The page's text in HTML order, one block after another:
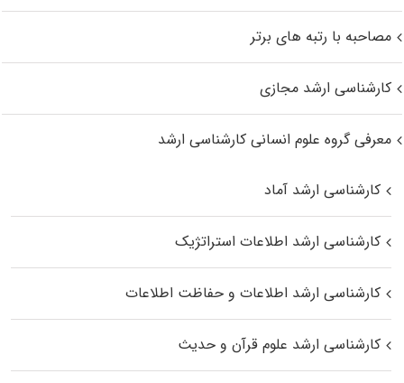
مصاحبه با رتبه های برتر
کارشناسی ارشد مجازی
معرفی گروه علوم انسانی کارشناسی ارشد
کارشناسی ارشد آماد
کارشناسی ارشد اطلاعات استراتژیک
کارشناسی ارشد اطلاعات و حفاظت اطلاعات
کارشناسی ارشد علوم قرآن و حدیث